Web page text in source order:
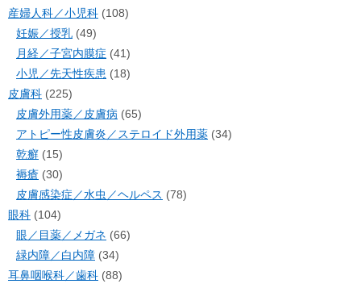
産婦人科／小児科 (108)
妊娠／授乳 (49)
月経／子宮内膜症 (41)
小児／先天性疾患 (18)
皮膚科 (225)
皮膚外用薬／皮膚病 (65)
アトピー性皮膚炎／ステロイド外用薬 (34)
乾癬 (15)
褥瘡 (30)
皮膚感染症／水虫／ヘルペス (78)
眼科 (104)
眼／目薬／メガネ (66)
緑内障／白内障 (34)
耳鼻咽喉科／歯科 (88)